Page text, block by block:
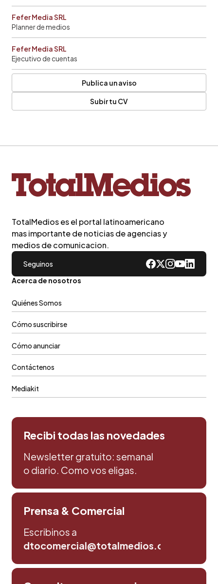
Fefer Media SRL
Planner de medios
Fefer Media SRL
Ejecutivo de cuentas
Publica un aviso
Subir tu CV
TotalMedios es el portal latinoamericano
mas importante de noticias de agencias y
medios de comunicacion.
Seguinos
Acerca de nosotros
Quiénes Somos
Cómo suscribirse
Cómo anunciar
Contáctenos
Mediakit
Recibi todas las novedades
Newsletter gratuito: semanal
o diario. Como vos eligas.
Prensa & Comercial
Escribinos a
dtocomercial@totalmedios.com